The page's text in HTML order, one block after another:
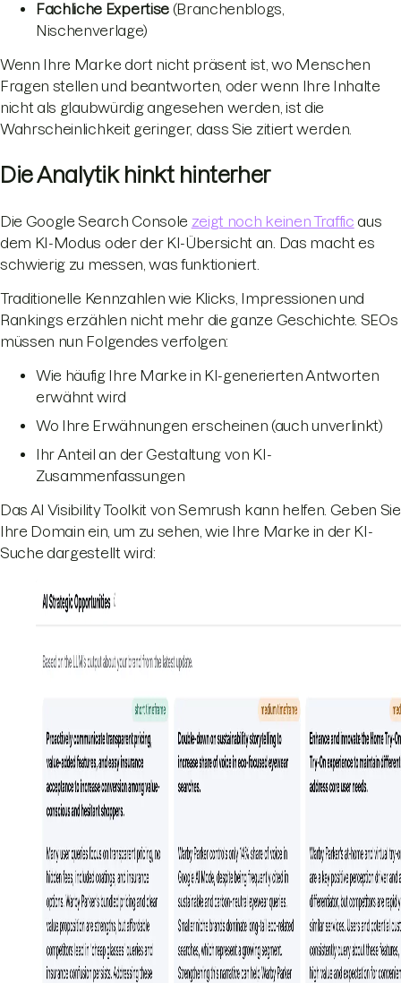
Fachliche Expertise(Branchenblogs,
Nischenverlage)
Wenn Ihre Marke dort nicht präsent ist, wo Menschen
Fragen stellen und beantworten, oder wenn Ihre Inhalte
nicht als glaubwürdig angesehen werden, ist die
Wahrscheinlichkeit geringer, dass Sie zitiert werden.
Die Analytik hinkt hinterher
Die Google Search Console zeigt noch keinen Traffic aus
dem KI-Modus oder der KI-Übersicht an. Das macht es
schwierig zu messen, was funktioniert.
Traditionelle Kennzahlen wie Klicks, Impressionen und
Rankings erzählen nicht mehr die ganze Geschichte. SEOs
müssen nun Folgendes verfolgen:
Wie häufig Ihre Marke in KI-generierten Antworten
erwähnt wird
Wo Ihre Erwähnungen erscheinen (auch unverlinkt)
Ihr Anteil an der Gestaltung von KI-
Zusammenfassungen
Das AI Visibility Toolkit von Semrush kann helfen. Geben Sie
Ihre Domain ein, um zu sehen, wie Ihre Marke in der KI-
Suche dargestellt wird: